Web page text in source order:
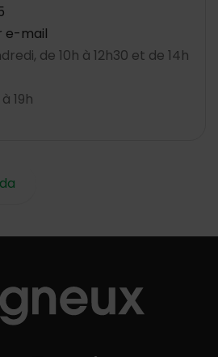
e-mail
de 10h à 12h30 et de 14h
19h